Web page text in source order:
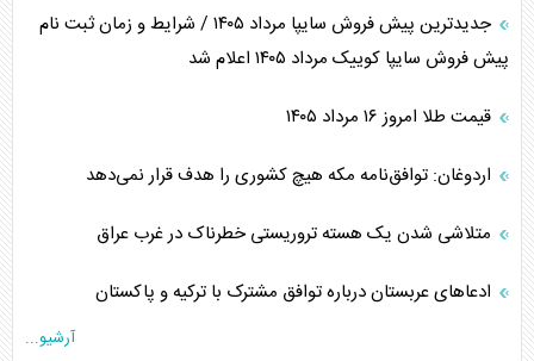
جدیدترین پیش فروش سایپا مرداد ۱۴۰۵ / شرایط و زمان ثبت نام
پیش فروش سایپا کوییک مرداد ۱۴۰۵ اعلام شد
قیمت طلا امروز ۱۶ مرداد ۱۴۰۵
اردوغان: توافق‌نامه مکه هیچ کشوری را هدف قرار نمی‌دهد
متلاشی شدن یک هسته تروریستی خطرناک در غرب عراق
ادعاهای عربستان درباره توافق مشترک با ترکیه و پاکستان
آرشیو...